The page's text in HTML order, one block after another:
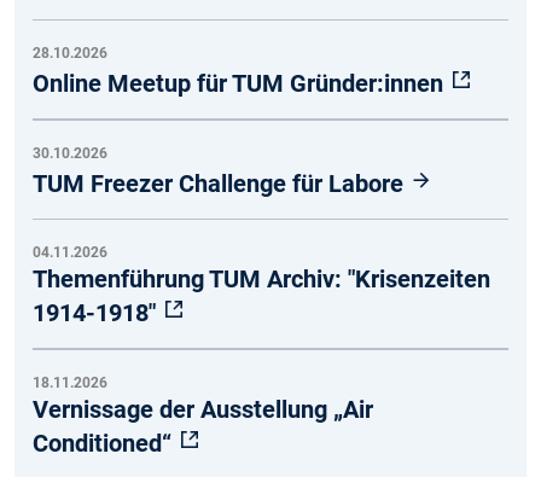
28.10.2026
Online Meetup für TUM Gründer:innen
30.10.2026
TUM Freezer Challenge für Labore
04.11.2026
Themenführung TUM Archiv: "Krisenzeiten
1914-1918"
18.11.2026
Vernissage der Ausstellung „Air
Conditioned“